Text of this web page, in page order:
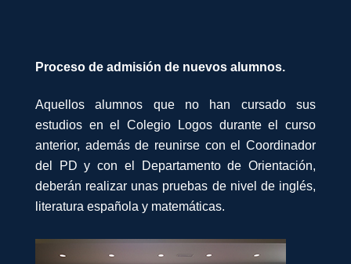
Proceso de admisión de nuevos alumnos.
Aquellos alumnos que no han cursado sus
estudios en el Colegio Logos durante el curso
anterior, además de reunirse con el Coordinador
del PD y con el Departamento de Orientación,
deberán realizar unas pruebas de nivel de inglés,
literatura española y matemáticas.